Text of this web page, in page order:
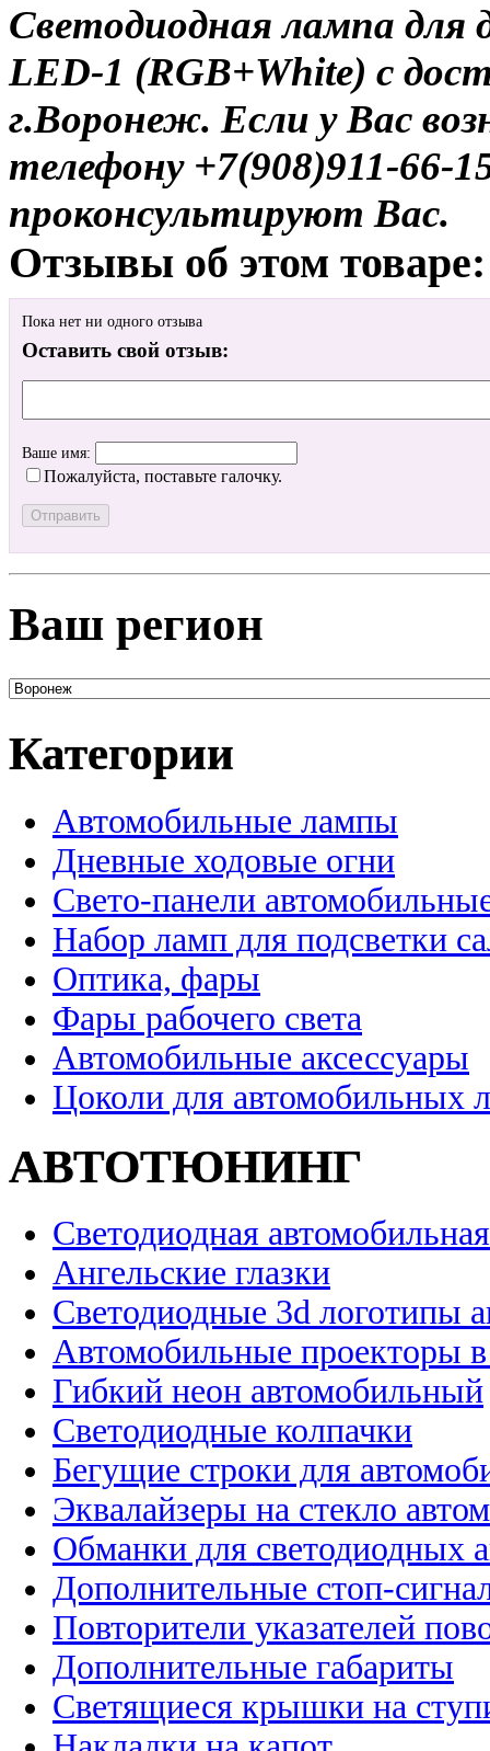
Светодиодная лампа для
LED-1 (RGB+White) с
г.Воронеж. Если у Вас
телефону +7(908)911-
проконсультируют Вас.
Отзывы об этом товаре:
Пока нет ни одного отзыва
Оставить свой отзыв:
Ваше имя:
Пожалуйста, поставьте галочку.
Ваш регион
Категории
Автомобильные лампы
Дневные ходовые огни
Свето-панели
Набор ламп для подсветки
Оптика, фары
Фары рабочего света
Автомобильные аксессуары
Цоколи для автомобильных
АВТОТЮНИНГ
Светодиодная
Ангельские глазки
Светодиодные 3d логотипы
Автомобильные проекторы
Гибкий неон автомобильный
Светодиодные колпачки
Бегущие строки для
Эквалайзеры на стекло
Обманки для светодиодных
Дополнительные стоп-
Повторители указателей
Дополнительные габариты
Светящиеся крышки на